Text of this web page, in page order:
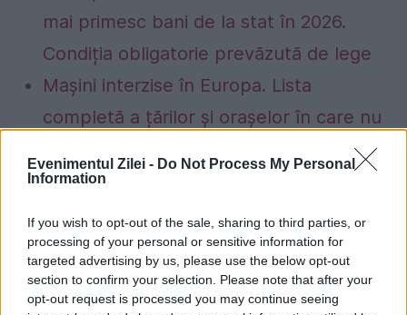
Evenimentul Zilei - Do Not Process My Personal
Information
If you wish to opt-out of the sale, sharing to third parties, or
processing of your personal or sensitive information for
targeted advertising by us, please use the below opt-out
section to confirm your selection. Please note that after your
opt-out request is processed you may continue seeing
mai primesc bani de la stat în 2026.
Condiția obligatorie prevăzută de lege
Mașini interzise în Europa. Lista
completă a țărilor și orașelor în care nu
Euro 3, Euro 4 sau Euro 5. Care este
situația din România